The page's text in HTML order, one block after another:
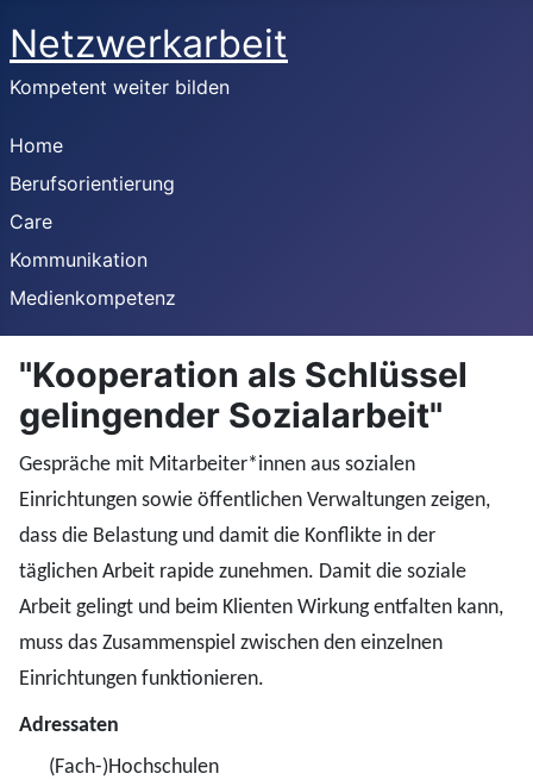
Netzwerkarbeit
Kompetent weiter bilden
Home
Berufsorientierung
Care
Kommunikation
Medienkompetenz
"Kooperation als Schlüssel
gelingender Sozialarbeit"
Gespräche mit Mitarbeiter*innen aus sozialen
Einrichtungen sowie öffentlichen Verwaltungen zeigen,
dass die Belastung und damit die Konflikte in der
täglichen Arbeit rapide zunehmen. Damit die soziale
Arbeit gelingt und beim Klienten Wirkung entfalten kann,
muss das Zusammenspiel zwischen den einzelnen
Einrichtungen funktionieren.
Adressaten
(Fach-)Hochschulen